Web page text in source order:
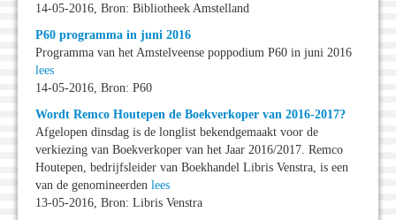
14-05-2016, Bron: Bibliotheek Amstelland
P60 programma in juni 2016
Programma van het Amstelveense poppodium P60 in juni 2016
lees
14-05-2016, Bron: P60
Wordt Remco Houtepen de Boekverkoper van 2016-2017?
Afgelopen dinsdag is de longlist bekendgemaakt voor de
verkiezing van Boekverkoper van het Jaar 2016/2017. Remco
Houtepen, bedrijfsleider van Boekhandel Libris Venstra, is een
van de genomineerden lees
13-05-2016, Bron: Libris Venstra